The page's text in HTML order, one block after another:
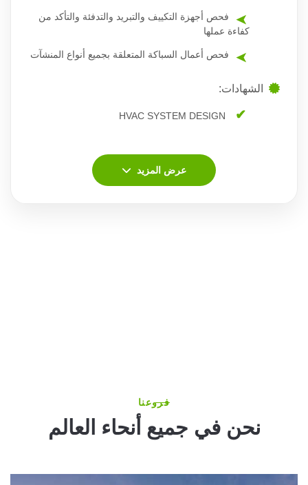
فحص أجهزة التكييف والتبريد والتدفئة والتأكد من
كفاءة عملها
فحص أعمال السباكة المتعلقة بجميع أنواع المنشآت
الشهادات:
HVAC SYSTEM DESIGN
عرض المزيد
فروعنا
نحن في جميع أنحاء العالم